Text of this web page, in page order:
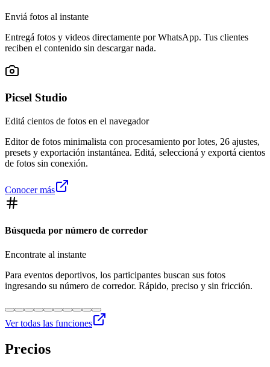
Enviá fotos al instante
Entregá fotos y videos directamente por WhatsApp. Tus clientes
reciben el contenido sin descargar nada.
Picsel Studio
Editá cientos de fotos en el navegador
Editor de fotos minimalista con procesamiento por lotes, 26 ajustes,
presets y exportación instantánea. Editá, seleccioná y exportá cientos
de fotos sin conexión.
Conocer más
Búsqueda por número de corredor
Encontrate al instante
Para eventos deportivos, los participantes buscan sus fotos
ingresando su número de corredor. Rápido, preciso y sin fricción.
Ver todas las funciones
Precios